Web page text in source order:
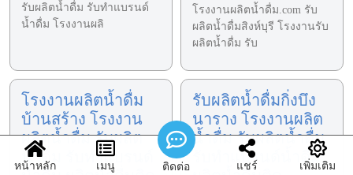
รับผลิตน้ำดื่ม รับทำแบรนด์
น้ำดื่ม โรงงานผลิ
โรงงานผลิตน้ำดื่ม.com รับ
ผลิตน้ำดื่มสิงห์บุรี โรงงานรับ
ผลิตน้ำดื่ม รับ
โรงงานผลิตน้ำดื่ม
บ้านสร้าง โรงงาน
ผลิตน้ำดื่ม รับผลิต
น้ำดื่ม รับทำแบรนด์
รับผลิตน้ำดื่มกิ่งบึง
นาราง โรงงานผลิต
น้ำดื่ม รับผลิตน้ำดื่ม
รับทำแบรนด์น้ำดื่ม
หน้าหลัก เมนู ติดต่อ แชร์ เพิ่มเติม